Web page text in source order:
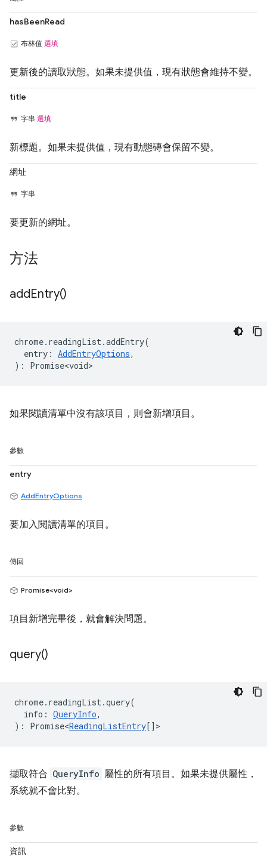
hasBeenRead
布林值 選填
更新後的讀取狀態。如果未提供值，現有狀態會維持不變。
title
字串 選填
新標題。如果未提供值，現有動態磚會保留不變。
網址
字串
要更新的網址。
方法
addEntry()
chrome. readingList .addEntry(
entry : AddEntryOptions,
) : Promise<void>
如果閱讀清單中沒有該項目，則會新增項目。
參數
entry
AddEntryOptions
要加入閱讀清單的項目。
傳回
Promise<void>
項目新增完畢後，就會解決問題。
query()
chrome. readingList .query(
info : QueryInfo,
) : Promise<ReadingListEntry[] >
擷取符合 QueryInfo 屬性的所有項目。如果未提供屬性，
系統就不會比對。
參數
資訊